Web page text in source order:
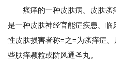
瘙痒的一种皮肤病。皮肤瘙
是一种皮肤神经官能症疾患。
性皮肤损害者称=之=为瘙痒症
些肤痒颗粒或防风通圣丸。